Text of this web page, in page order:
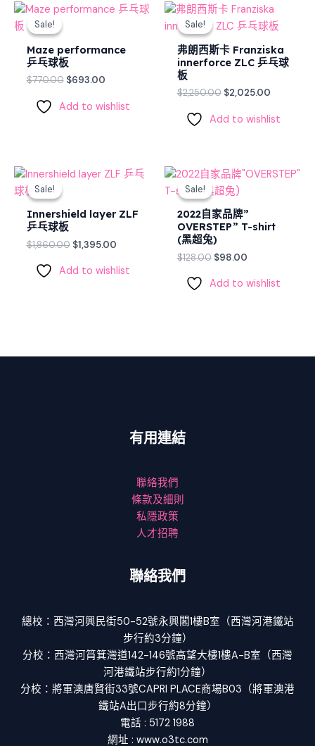
Sale!
Sale!
Maze performance
乒乓球板
$770.00
Original
$693.00
Current
Add to wishlist
Sale!
Sale!
弗朗西斯卡 Franziska
innerforce ZLC 乒乓球
板
$2,250.00
Original
price
was:
$2,250.00.
$2,025.00
Current
price
is:
Add to wishlist
Sale!
Sale!
Innershield layer ZLF
乒乓球板
$1,860.00
Original
price
$1,860.00.
$1,395.00
Current
Add to wishlist
Sale!
Sale!
2022自家品牌”
OVERSTEP” T-shirt
(黑超兔)
$128.00
Original
price
was:
$128.00.
$98.00
Current
$98.00.
Add to wishlist
有用連結
聯絡我們
條款及細則
私隱政策
人才招聘
聯絡我們
總校：西灣河興民街50-52號永興閣1樓B室（西灣河港鐵站
步行約3分鐘）
分校：西灣河筲箕灣道142-146號高望大樓1樓A-B室（西灣
河港鐵站步行約1分鐘）
分校：將軍澳唐賢街33號CAPRI PLACE商場B03（將軍澳港
鐵站A出口步行約8分鐘）
電話 : 5172 1988
網址 : www.o3tc.com